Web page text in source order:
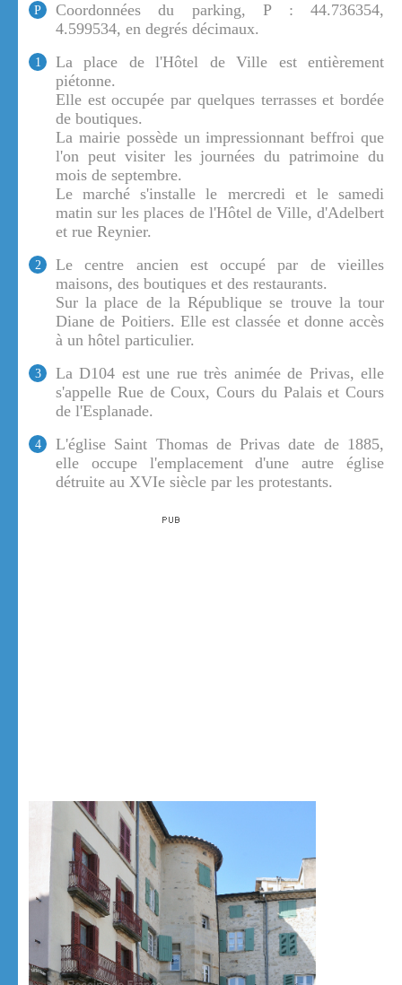
P
Coordonnées du parking, P : 44.736354,
4.599534, en degrés décimaux.
1
La place de l'Hôtel de Ville est entièrement
piétonne.
Elle est occupée par quelques terrasses et bordée
de boutiques.
La mairie possède un impressionnant beffroi que
l'on peut visiter les journées du patrimoine du
mois de septembre.
Le marché s'installe le mercredi et le samedi
matin sur les places de l'Hôtel de Ville, d'Adelbert
et rue Reynier.
2
Le centre ancien est occupé par de vieilles
maisons, des boutiques et des restaurants.
Sur la place de la République se trouve la tour
Diane de Poitiers. Elle est classée et donne accès
à un hôtel particulier.
3
La D104 est une rue très animée de Privas, elle
s'appelle Rue de Coux, Cours du Palais et Cours
de l'Esplanade.
4
L'église Saint Thomas de Privas date de 1885,
elle occupe l'emplacement d'une autre église
détruite au XVIe siècle par les protestants.